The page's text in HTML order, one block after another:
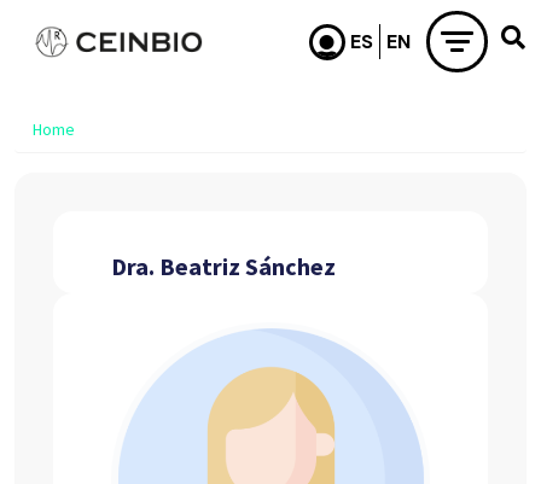
Skip to main content
Home
Dra. Beatriz Sánchez